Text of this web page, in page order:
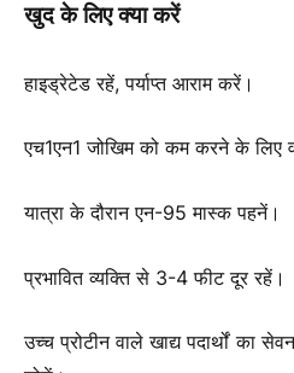
खुद के लिए क्या करें
हाइड्रेटेड रहें, पर्याप्त आराम करें।
एच1एन1 जोखिम को कम करने के लिए
यात्रा के दौरान एन-95 मास्क पहनें।
प्रभावित व्यक्ति से 3-4 फीट दूर रहें।
उच्च प्रोटीन वाले खाद्य पदार्थों का